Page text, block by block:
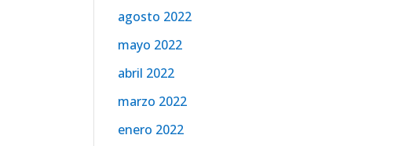
agosto 2022
mayo 2022
abril 2022
marzo 2022
enero 2022